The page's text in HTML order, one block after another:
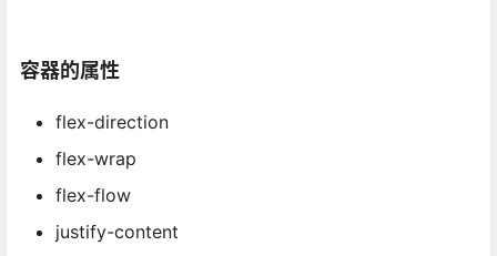
容器的属性
flex-direction
flex-wrap
flex-flow
justify-content